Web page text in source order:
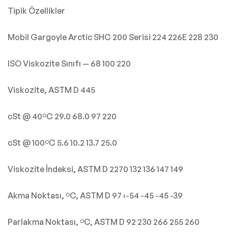
Tipik Özellikler
Mobil Gargoyle Arctic SHC 200 Serisi 224 226E 228 230
ISO Viskozite Sınıfı — 68 100 220
Viskozite, ASTM D 445
cSt @ 40ºC 29.0 68.0 97 220
cSt @ 100ºC 5.6 10.2 13.7 25.0
Viskozite İndeksi, ASTM D 2270 132 136 147 149
Akma Noktası, ºC, ASTM D 97 ‹-54 -45 -45 -39
Parlakma Noktası, ºC, ASTM D 92 230 266 255 260